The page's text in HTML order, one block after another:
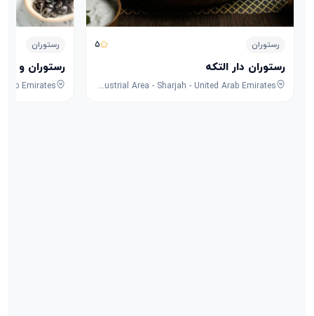
رستوران 5
رستوران دار التکه
8F53+FPG - University City Rd - Muwaileh Commercial - Industrial Area - Sharjah - United Arab Emirates
رستوران
رستوران و